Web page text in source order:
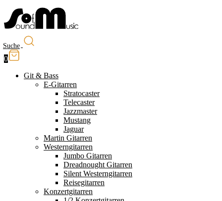
Suche
0
Git & Bass
E-Gitarren
Stratocaster
Telecaster
Jazzmaster
Mustang
Jaguar
Martin Gitarren
Westerngitarren
Jumbo Gitarren
Dreadnought Gitarren
Silent Westerngitarren
Reisegitarren
Konzertgitarren